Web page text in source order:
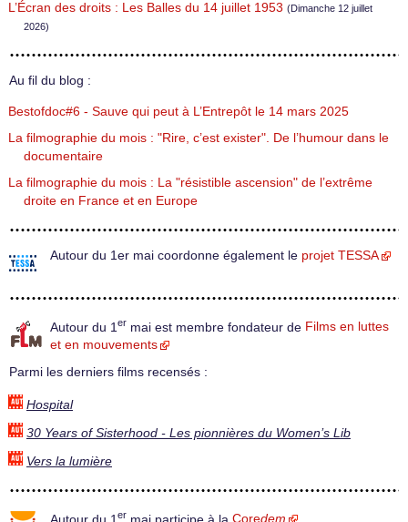
L’Écran des droits : Les Balles du 14 juillet 1953 (Dimanche 12 juillet
2026)
Au fil du blog :
Bestofdoc#6 - Sauve qui peut à L’Entrepôt le 14 mars 2025
La filmographie du mois : "Rire, c’est exister". De l’humour dans le
documentaire
La filmographie du mois : La "résistible ascension" de l’extrême
droite en France et en Europe
Autour du 1er mai coordonne également le projet TESSA
Autour du 1 er mai est membre fondateur de Films en luttes
et en mouvements
Parmi les derniers films recensés :
Hospital
30 Years of Sisterhood - Les pionnières du Women’s Lib
Vers la lumière
Autour du 1 er mai participe à la Coredem